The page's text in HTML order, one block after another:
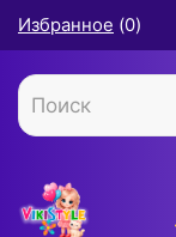
Избранное (0)